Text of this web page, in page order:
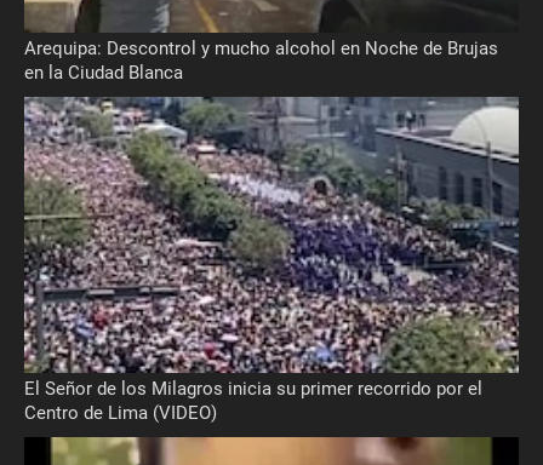
Arequipa: Descontrol y mucho alcohol en Noche de Brujas
en la Ciudad Blanca
El Señor de los Milagros inicia su primer recorrido por el
Centro de Lima (VIDEO)